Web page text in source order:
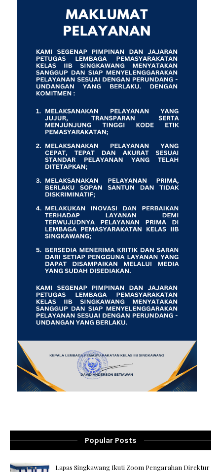
Popular Posts
Lapas Singkawang Ikuti Zoom Pengarahan Direktur